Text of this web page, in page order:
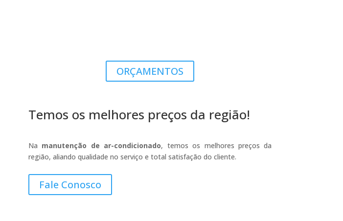
ORÇAMENTOS
Temos os melhores preços da região!
Na manutenção de ar-condicionado, temos os melhores preços da
região, aliando qualidade no serviço e total satisfação do cliente.
Fale Conosco